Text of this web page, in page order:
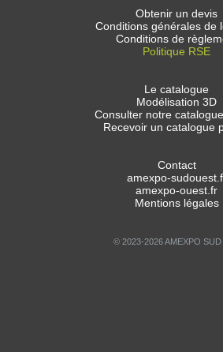
Obtenir un devis
Conditions générales de
Conditions de
Politique RSE
Le catalogue
Modélisation 3D
Consulter notre
Recevoir un catalogue
Contact
amexpo-
amexpo-ouest.fr
Mentions légales
© 2023-2026 AMEXPO SUD